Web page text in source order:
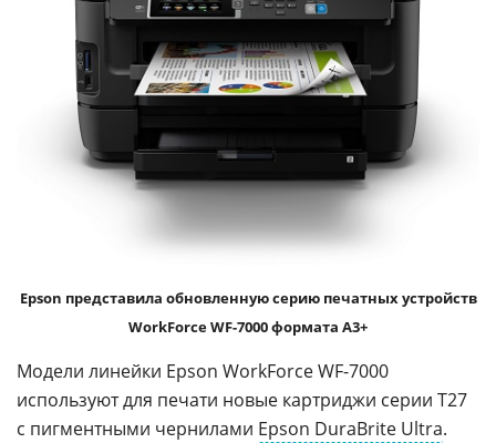
Epson представила обновленную серию печатных устройств
WorkForce WF-7000 формата A3+
Модели линейки Epson WorkForce WF-7000
используют для печати новые картриджи серии T27
с пигментными чернилами Epson DuraBrite Ultra.